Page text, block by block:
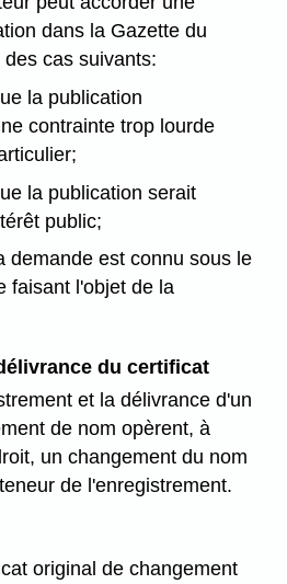
dans la Gazette du
cas suivants:
la publication
contrainte trop lourde
la publication serait
public;
demande est connu sous le
faisant l'objet de la
du certificat
et la délivrance d'un
de nom opèrent, à
un changement du nom
de l'enregistrement.
original de changement